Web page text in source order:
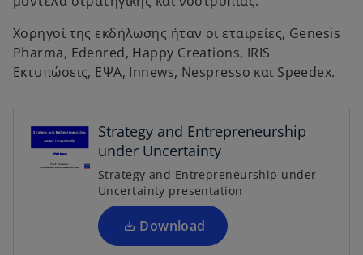
Χορηγοί της εκδήλωσης ήταν οι εταιρείες, Genesis
Pharma, Edenred, Happy Creations, IRIS
Εκτυπώσεις, ΕΨΑ, Innews, Nespresso και Speedex.
Strategy and Entrepreneurship
under Uncertainty
Strategy and Entrepreneurship under
Uncertainty presentation
Download
e
n
s
n
a
n